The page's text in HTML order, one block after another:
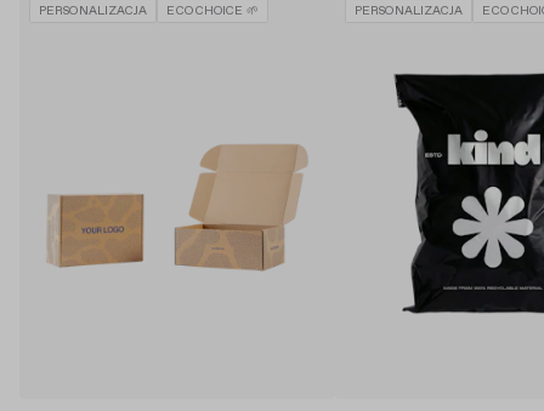
PERSONALIZACJA ECO CHOICE 🌱 PERSONALIZACJA ECO